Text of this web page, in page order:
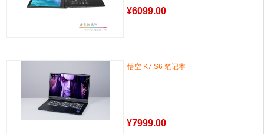
¥6099.00
悟空 K7 S6 笔记本
¥7999.00